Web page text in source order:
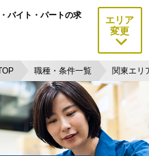
バイト・パートの求
エリア
変更
職種・条件一覧 関東エリ